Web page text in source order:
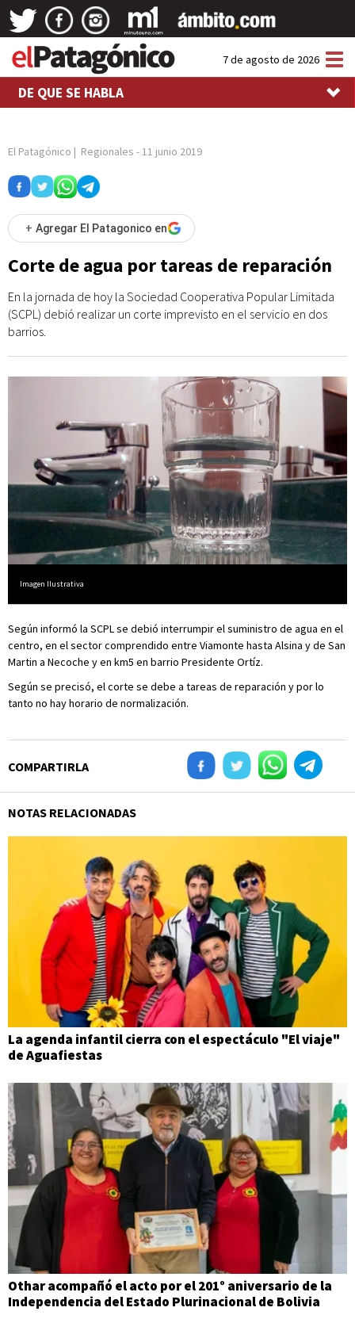
7 de agosto de 2026
DE QUE SE HABLA
El Patagónico | Regionales - 11 junio 2019
+ Agregar El Patagonico en
Corte de agua por tareas de reparación
En la jornada de hoy la Sociedad Cooperativa Popular Limitada
(SCPL) debió realizar un corte imprevisto en el servicio en dos
barrios.
Imagen Ilustrativa
Según informó la SCPL se debió interrumpir el suministro de agua en el
centro, en el sector comprendido entre Viamonte hasta Alsina y de San
Martin a Necoche y en km5 en barrio Presidente Ortíz.
Según se precisó, el corte se debe a tareas de reparación y por lo
tanto no hay horario de normalización.
COMPARTIRLA
NOTAS RELACIONADAS
La agenda infantil cierra con el espectáculo "El viaje"
de Aguafiestas
Othar acompañó el acto por el 201° aniversario de la
Independencia del Estado Plurinacional de Bolivia